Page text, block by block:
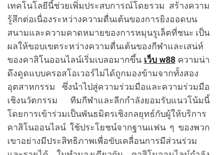
เทคโนโลยีนี้ช่วยเพิ่มประสบการณ์โดยรวม สร้างความ
รู้สึกต่อเนื่องระหว่างความตื่นเต้นของการยิงออดบน
สนามและความคาดหมายของการหมุนรูเล็ตที่ชนะ เป็น
ผลให้ขอบเขตระหว่างความตื่นเต้นของกีฬาและเสน่ห์
ของคาสิโนออนไลน์เริ่มเบลอมากขึ้น เว็บ w88 ความน่า
ดึงดูดแบบครอสโอเวอร์ไม่ได้ถูกมองข้ามจากทั้งสอง
อุตสาหกรรม ซึ่งนำไปสู่ความร่วมมือและความร่วมมือ
เชิงนวัตกรรม ทีมกีฬาและลีกกำลังยอมรับแนวโน้มนี้
โดยการเข้าร่วมเป็นพันธมิตรเชิงกลยุทธ์กับผู้ให้บริการ
คาสิโนออนไลน์ ใช้ประโยชน์จากฐานแฟน ๆ ของพวก
เขาอย่างมีประสิทธิภาพเพื่อขับเคลื่อนการมีส่วนร่วม